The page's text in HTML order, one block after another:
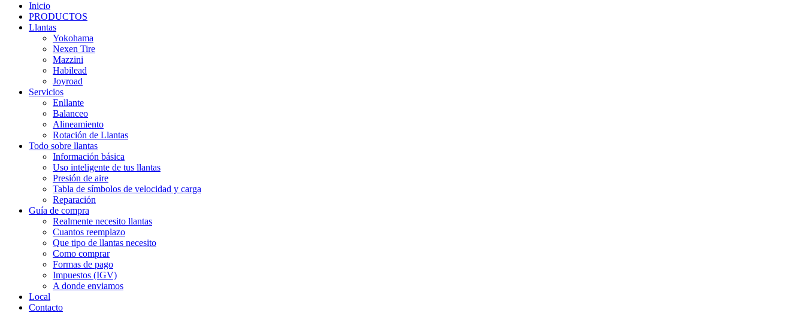
Inicio
PRODUCTOS
Llantas
Yokohama
Nexen Tire
Mazzini
Habilead
Joyroad
Servicios
Enllante
Balanceo
Alineamiento
Rotación de Llantas
Todo sobre llantas
Información básica
Uso inteligente de tus llantas
Presión de aire
Tabla de símbolos de velocidad y carga
Reparación
Guía de compra
Realmente necesito llantas
Cuantos reemplazo
Que tipo de llantas necesito
Como comprar
Formas de pago
Impuestos (IGV)
A donde enviamos
Local
Contacto